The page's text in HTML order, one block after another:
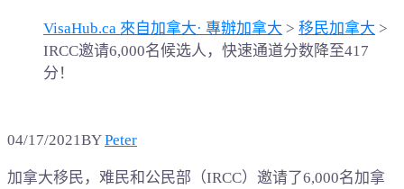
VisaHub.ca 來自加拿大· 專辦加拿大 > 移民加拿大 >
IRCC邀请6,000名候选人，快速通道分数降至417
分！
04/17/2021BYPeter
加拿大移民，难民和公民部（IRCC）邀请了6,000名加拿